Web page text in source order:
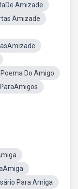
Amizade
Amizade
Poema Do Amigo
Para Amiga